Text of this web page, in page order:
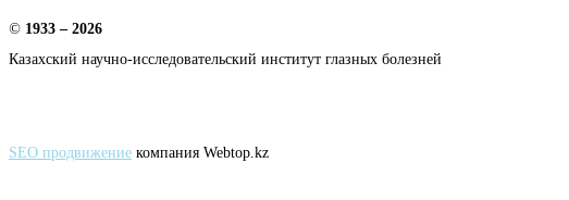
© 1933 – 2026
Казахский научно-исследовательский институт глазных болезней
SEO продвижение компания Webtop.kz